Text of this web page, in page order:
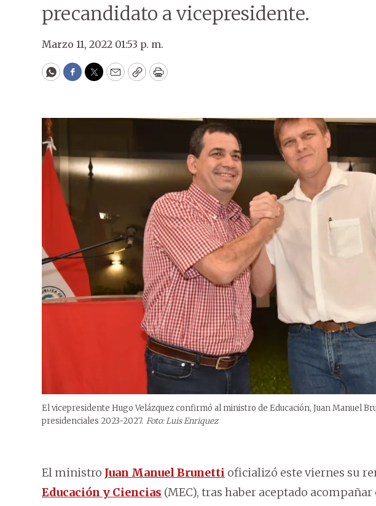
precandidato a vicepresidente.
Marzo 11, 2022 01:53 p. m.
WhatsApp
Facebook
Twitter
EmailCopyPrint
El vicepresidente Hugo Velázquez confirmó al ministro de Educación, Juan Manuel
presidenciales 2023-2027. Foto: Luis Enriquez
El ministro Juan Manuel Brunetti oficializó este viernes su
Educación y Ciencias (MEC), tras haber aceptado